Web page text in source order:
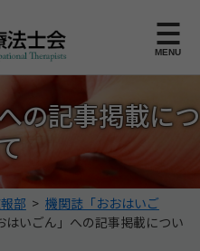
本文へ
MENU
の記事掲載につ
部 > 機関誌「おおはいご
はいごん」への記事掲載につい